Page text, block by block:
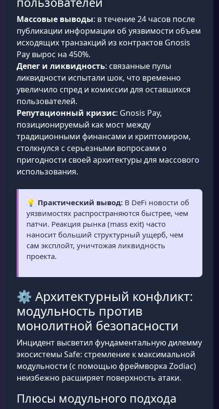
Массовые выводы: в течение 24 часов после
публикации информации об уязвимости объем
исходящих транзакций из контрактов Gnosis
Pay вырос на 450%.
Депег и ликвидность: связанные пулы
ликвидности испытали шок, что временно
увеличило спред и комиссии для оставшихся
пользователей.
Репутационный кризис: Gnosis Pay,
позиционируемый как мост между
традиционными финансами и криптомиром,
столкнулся с серьезными вопросами о
пригодности своей архитектуры для массового
использования.
💡 Практический вывод: В DeFi новости об
уязвимостях распространяются быстрее, чем
патчи. Реакция рынка (mass exit) часто
наносит больший структурный ущерб, чем
сам эксплойт, уничтожая ликвидность
проекта.
⚙️ Архитектурный конфликт:
модульность против
монолитной безопасности
Инцидент высветил фундаментальную дилемму
экосистемы Safe: стремление к максимальной
модульности (с помощью фреймворка Zodiac)
неизбежно расширяет поверхность атаки.
Плюсы модульного подхода